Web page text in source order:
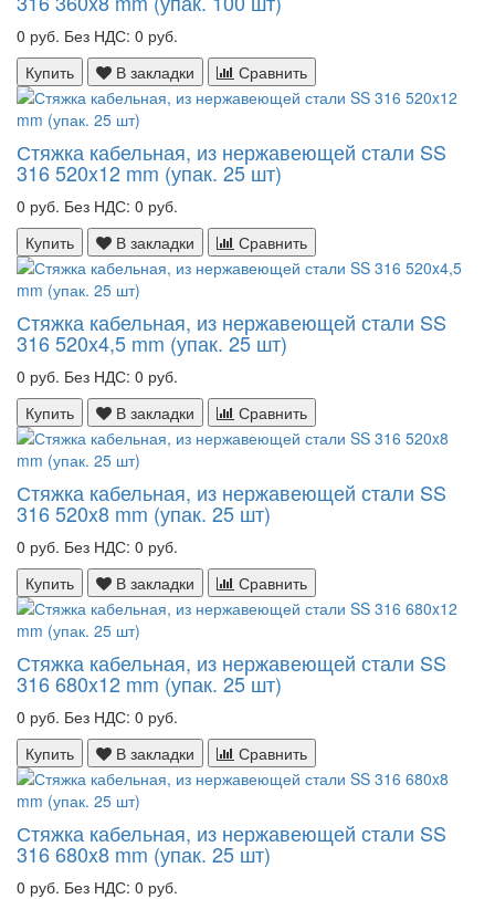
0 руб. Без НДС: 0 руб.
Купить
В закладки Сравнить
Стяжка кабельная, из нержавеющей стали SS
316 520x12 mm (упак. 25 шт)
0 руб. Без НДС: 0 руб.
Купить
В закладки Сравнить
Стяжка кабельная, из нержавеющей стали SS
316 520x4,5 mm (упак. 25 шт)
0 руб. Без НДС: 0 руб.
Купить
В закладки Сравнить
Стяжка кабельная, из нержавеющей стали SS
316 520x8 mm (упак. 25 шт)
0 руб. Без НДС: 0 руб.
Купить
В закладки Сравнить
Стяжка кабельная, из нержавеющей стали SS
316 680x12 mm (упак. 25 шт)
0 руб. Без НДС: 0 руб.
Купить
В закладки Сравнить
Стяжка кабельная, из нержавеющей стали SS
316 680x8 mm (упак. 25 шт)
0 руб. Без НДС: 0 руб.